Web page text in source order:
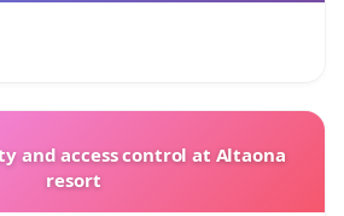
and access control at Altaona
resort